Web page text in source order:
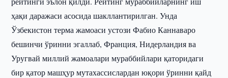
ҳақи даражаси асосида шакллантирилган. Унда
Ўзбекистон терма жамоаси устози Фабио Каннаваро
бешинчи ўринни эгаллаб, Франция, Нидерландия ва
Уругвай миллий жамоалари мураббийлари қаторидаги
бир қатор машҳур мутахассислардан юқори ўринни қайд